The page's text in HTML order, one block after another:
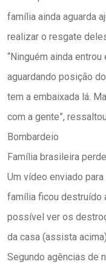
família ainda aguarda
realizar o resgate
“Ninguém ainda
aguardando posição
tem a embaixada lá.
com a gente”,
Bombardeio
Família brasileira
Um vídeo enviado
família ficou destruído
possível ver os
da casa (assista acima).
Segundo agências de